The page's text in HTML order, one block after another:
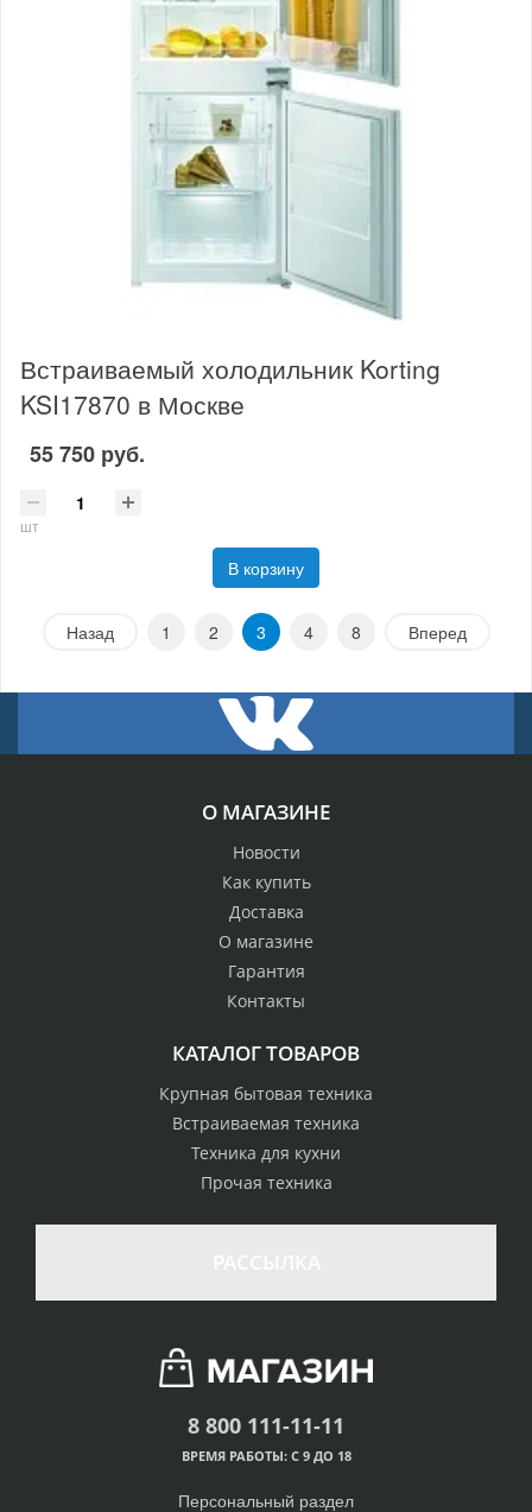
Встраиваемый холодильник Korting
KSI17870 в Москве
55 750 руб.
шт
В корзину
Назад 1 2 3 4 8 Вперед
О МАГАЗИНЕ
Новости
Как купить
Доставка
О магазине
Гарантия
Контакты
КАТАЛОГ ТОВАРОВ
Крупная бытовая техника
Встраиваемая техника
Техника для кухни
Прочая техника
8 800 111-11-11
ВРЕМЯ РАБОТЫ: С 9 ДО 18
Персональный раздел